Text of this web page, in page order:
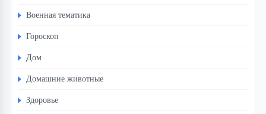
Военная тематика
Гороскоп
Дом
Домашние животные
Здоровье